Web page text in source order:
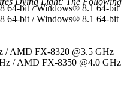
64-bit / Windows® 8.1 64-bit
64-bit / Windows® 8.1 64-bit
/ AMD FX-8320 @3.5 GHz
/ AMD FX-8350 @4.0 GHz